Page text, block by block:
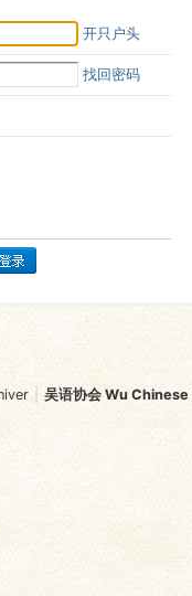
开只户头
找回密码
吴语协会 Wu